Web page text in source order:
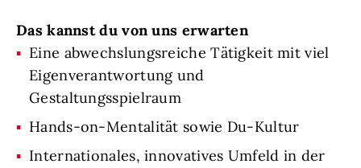
Das kannst du von uns erwarten
Eine abwechslungsreiche Tätigkeit mit viel
Eigenverantwortung und
Gestaltungsspielraum
Hands-on-Mentalität sowie Du-Kultur
Internationales, innovatives Umfeld in der